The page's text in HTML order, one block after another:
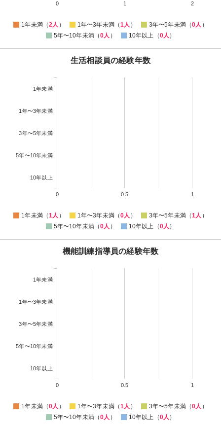
0 1 2
1年未満（2人 ） 1年〜3年未満（1人 ） 3年〜5年未満（0人 ）
5年〜10年未満（0人 ） 10年以上（0人 ）
生活相談員の経験年数
1年未満
1年〜3年未満
3年〜5年未満
5年〜10年未満
10年以上
0 0.5 1
1年未満（1人 ） 1年〜3年未満（0人 ） 3年〜5年未満（1人 ）
5年〜10年未満（0人 ） 10年以上（0人 ）
機能訓練指導員の経験年数
1年未満
1年〜3年未満
3年〜5年未満
5年〜10年未満
10年以上
0 0.5 1
1年未満（0人 ） 1年〜3年未満（1人 ） 3年〜5年未満（0人 ）
5年〜10年未満（0人 ） 10年以上（0人 ）